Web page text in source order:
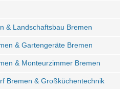
& Landschaftsbau Bremen
& Gartengeräte Bremen
& Monteurzimmer Bremen
Bremen & Großküchentechnik